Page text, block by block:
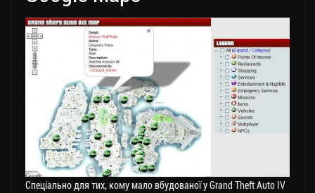
Спеціально для тих, кому мало вбудованої у Grand Theft Auto IV